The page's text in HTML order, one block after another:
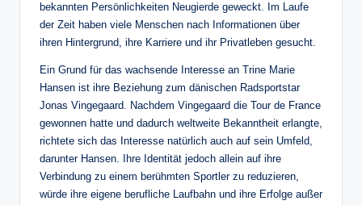
bekannten Persönlichkeiten Neugierde geweckt. Im Laufe
der Zeit haben viele Menschen nach Informationen über
ihren Hintergrund, ihre Karriere und ihr Privatleben gesucht.
Ein Grund für das wachsende Interesse an Trine Marie
Hansen ist ihre Beziehung zum dänischen Radsportstar
Jonas Vingegaard. Nachdem Vingegaard die Tour de France
gewonnen hatte und dadurch weltweite Bekanntheit erlangte,
richtete sich das Interesse natürlich auch auf sein Umfeld,
darunter Hansen. Ihre Identität jedoch allein auf ihre
Verbindung zu einem berühmten Sportler zu reduzieren,
würde ihre eigene berufliche Laufbahn und ihre Erfolge außer